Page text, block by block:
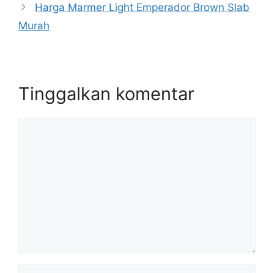
Harga Marmer Light Emperador Brown Slab
Murah
Tinggalkan komentar